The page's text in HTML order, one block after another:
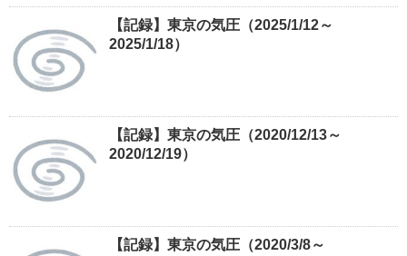
【記録】東京の気圧（2025/1/12～
2025/1/18）
【記録】東京の気圧（2020/12/13～
2020/12/19）
【記録】東京の気圧（2020/3/8～